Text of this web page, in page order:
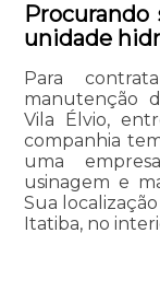
unidade
Para
manutenção
Vila Élvio,
companhia
uma
usinagem e
Sua
Itatiba, no